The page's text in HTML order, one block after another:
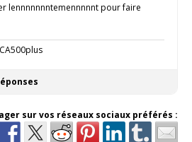
lennnnnnntemennnnnt pour faire
sur vos réseaux sociaux préférés :